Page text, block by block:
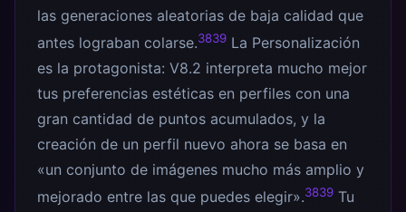
las generaciones aleatorias de baja calidad que
antes lograban colarse.3839 La Personalización
es la protagonista: V8.2 interpreta mucho mejor
tus preferencias estéticas en perfiles con una
gran cantidad de puntos acumulados, y la
creación de un perfil nuevo ahora se basa en
«un conjunto de imágenes mucho más amplio y
mejorado entre las que puedes elegir».3839 Tu